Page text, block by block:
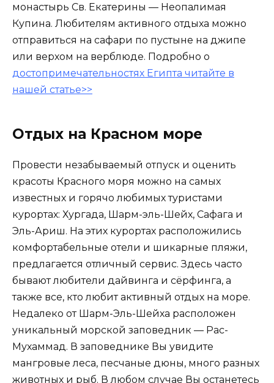
монастырь Св. Екатерины — Неопалимая
Купина. Любителям активного отдыха можно
отправиться на сафари по пустыне на джипе
или верхом на верблюде. Подробно о
достопримечательностях Египта читайте в
нашей статье>>
Отдых на Красном море
Провести незабываемый отпуск и оценить
красоты Красного моря можно на самых
известных и горячо любимых туристами
курортах: Хургада, Шарм-эль-Шейх, Сафага и
Эль-Ариш. На этих курортах расположились
комфортабельные отели и шикарные пляжи,
предлагается отличный сервис. Здесь часто
бывают любители дайвинга и сёрфинга, а
также все, кто любит активный отдых на море.
Недалеко от Шарм-Эль-Шейха расположен
уникальный морской заповедник — Рас-
Мухаммад. В заповеднике Вы увидите
мангровые леса, песчаные дюны, много разных
животных и рыб. В любом случае Вы останетесь